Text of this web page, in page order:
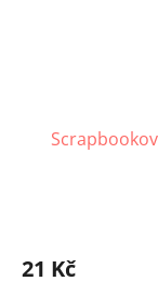
21 Kč